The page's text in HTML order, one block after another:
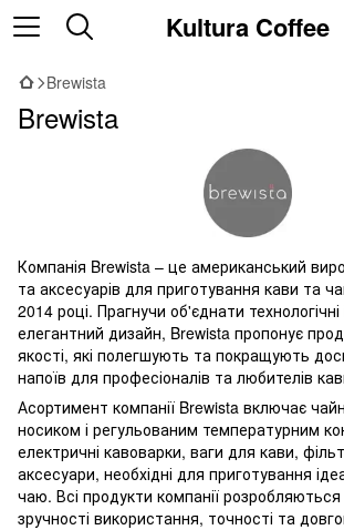
Kultura Coffee
Brewista
Brewista
Компанія Brewista – це американський
та аксесуарів для приготування кави та
2014 році. Прагнучи об'єднати технологічні
елегантний дизайн, Brewista пропонує
якості, які полегшують та покращують
напоїв для професіоналів та любителів
Асортимент компанії Brewista включає
носиком і регульованим температурним
електричні кавоварки, ваги для кави,
аксесуари, необхідні для приготування
чаю. Всі продукти компанії
зручності використання, точності та